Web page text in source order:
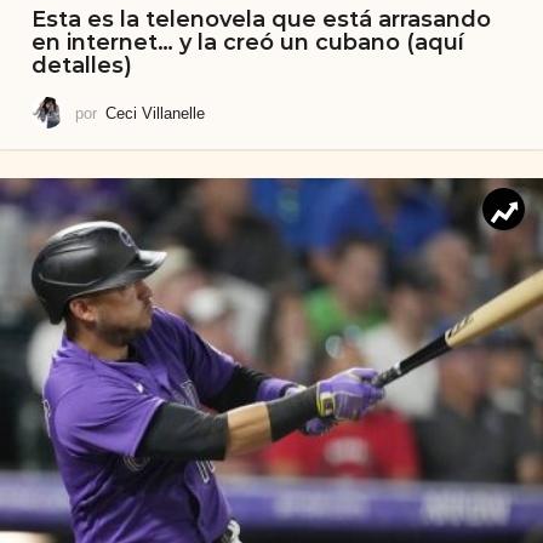
Esta es la telenovela que está arrasando
en internet… y la creó un cubano (aquí
detalles)
por Ceci Villanelle